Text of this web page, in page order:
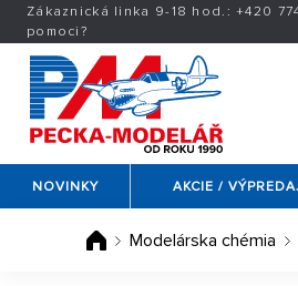
Zákaznická linka 9-18 hod.:+420
pomoci?
NOVINKY AKCIE /
Modelárska chémia